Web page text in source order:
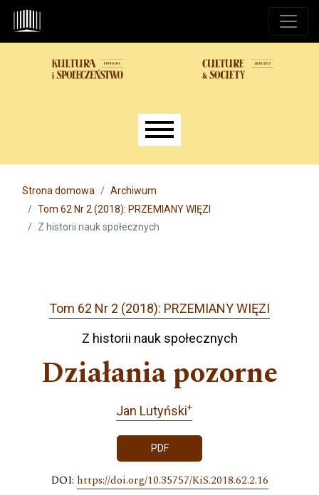
Przejdź do głównego menu
Przejdź do sekcji głównej
Przejdź do stopki
Main menu
Strona domowa
Archiwum
Tom 62 Nr 2 (2018): PRZEMIANY WIĘZI
Z historii nauk społecznych
Tom 62 Nr 2 (2018): PRZEMIANY WIĘZI
Z historii nauk społecznych
Działania pozorne
Jan Lutyński+
PDF
DOI: https://doi.org/10.35757/KiS.2018.62.2.16